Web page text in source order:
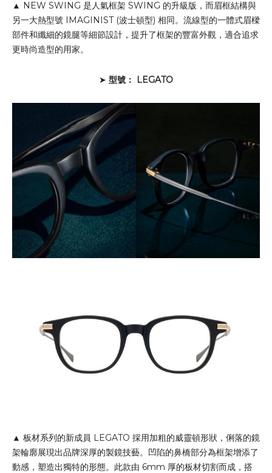
▲ NEW SWING 是人氣框架 SWING 的升級版，而眉框結構與
另一大熱型號 IMAGINIST (波士頓型) 相同。流線型的一體式眉樑
部件和纖細的鏡腿等細節設計，提升了框架的豐富外觀，適合追求
更時尚造型的用家。
➤ 型號： LEGATO
▲ 板材系列的新成員 LEGATO 採用加粗的威靈頓形狀，俐落的鏡
架輪廓展現出品牌深厚的製鏡技藝。凹陷的鼻橋部分為框架增添了
動感，塑造出獨特的形態。此款由 6mm 厚的板材切割而成，搭